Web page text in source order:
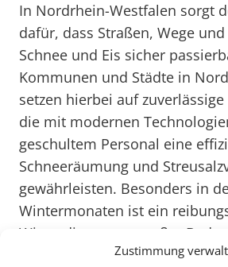
Zustimmung
In Nordrhein-Westfalen sorgt
dafür, dass Straßen, Wege
Schnee und Eis sicher
Kommunen und Städte in
setzen hierbei auf
die mit modernen
geschultem Personal eine
Schneeräumung und
gewährleisten. Besonders in
Wintermonaten ist ein
Winterdienst von großer
Mobilität der Bürger und die